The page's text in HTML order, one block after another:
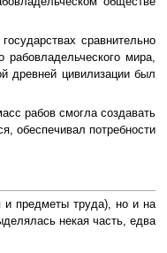
сравнительно
мира,
древней цивилизации был
рабов смогла создавать
обеспечивал потребности
и предметы труда), но и на
некая часть, едва